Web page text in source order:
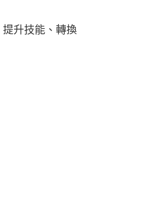
升技能、轉換